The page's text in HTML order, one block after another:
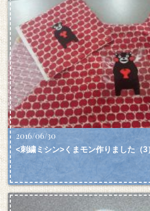
2016/06/30
<刺繍ミシン>くまモン作りました（